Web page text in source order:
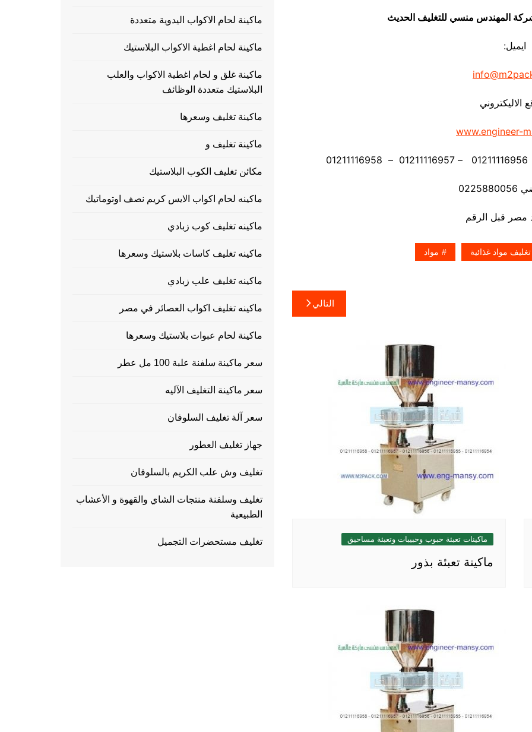
شركة المهندس منسي للتغليف الحديث
ايميل:
الاليكتروني
www.engineer-
مواد غذائية مواد
التالي
ماكينات تعبئة حبوب وحبيبات وتعبئة مساحيق
ماكينة تعبئة بذور
ماكينة لحام الاكواب اليدوية متعددة
ماكينة لحام اغطية الاكواب البلاستيك
ماكينة غلق و لحام اغطية الاكواب والعلب
البلاستيك متعددة الوظائف
ماكينة تغليف وسعرها
ماكينة تغليف و
مكائن تغليف الكوب البلاستيك
ماكينه لحام اكواب الايس كريم نصف اوتوماتيك
ماكينه تغليف كوب زبادي
ماكينه تغليف كاسات بلاستيك وسعرها
ماكينه تغليف علب زبادي
ماكينه تغليف اكواب العصائر في مصر
ماكينة لحام عبوات بلاستيك وسعرها
سعر ماكينة سلفنة علبة 100 مل عطر
سعر ماكينة التغليف الآليه
سعر آلة تغليف السلوفان
جهاز تغليف العطور
تغليف وش علب الكريم بالسلوفان
تغليف وسلفنة منتجات الشاي والقهوة و الأعشاب
الطبيعية
تغليف مستحضرات التجميل